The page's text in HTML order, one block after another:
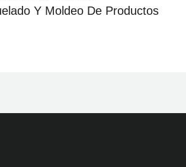
de
lograr un
Y Moldeo De Productos